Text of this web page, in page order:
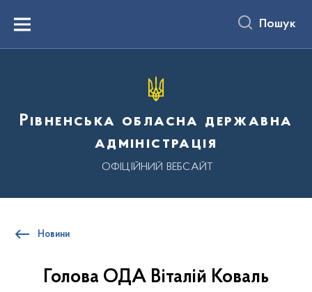
вмістуMenu Пошук
Рівненська обласна державна
адміністрація
ОФІЦІЙНИЙ ВЕБСАЙТ
Новини
Голова ОДА Віталій Коваль